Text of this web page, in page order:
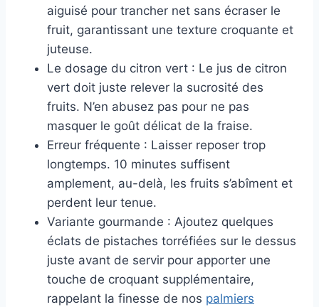
aiguisé pour trancher net sans écraser le
fruit, garantissant une texture croquante et
juteuse.
Le dosage du citron vert : Le jus de citron
vert doit juste relever la sucrosité des
fruits. N’en abusez pas pour ne pas
masquer le goût délicat de la fraise.
Erreur fréquente : Laisser reposer trop
longtemps. 10 minutes suffisent
amplement, au-delà, les fruits s’abîment et
perdent leur tenue.
Variante gourmande : Ajoutez quelques
éclats de pistaches torréfiées sur le dessus
juste avant de servir pour apporter une
touche de croquant supplémentaire,
rappelant la finesse de nos palmiers